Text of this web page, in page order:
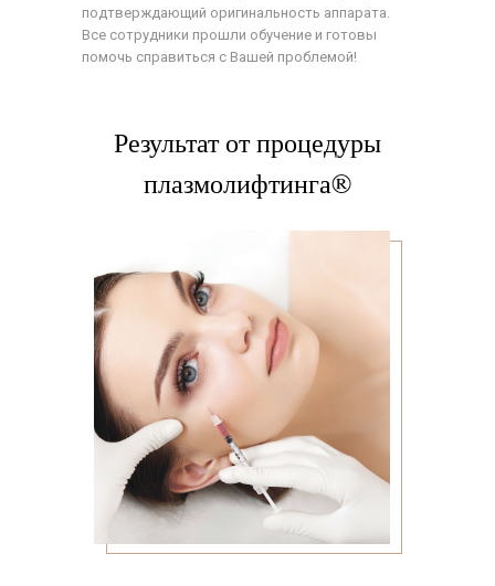
подтверждающий оригинальность аппарата.
Все сотрудники прошли обучение и готовы
помочь справиться с Вашей проблемой!
Результат от процедуры
плазмолифтинга®